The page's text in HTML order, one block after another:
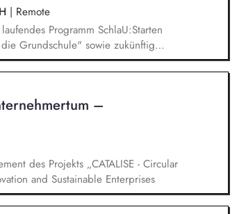
| Remote
Programm SchlaU:Starten
Grundschule" sowie zukünftig
den Schwerpunkten
von der Grundschule bis in die
in seinen Projekten dazu
und begleitet pädagogische
online wie offline.
–
des Projekts „CATALISE - Circular
and Sustainable Enterprises